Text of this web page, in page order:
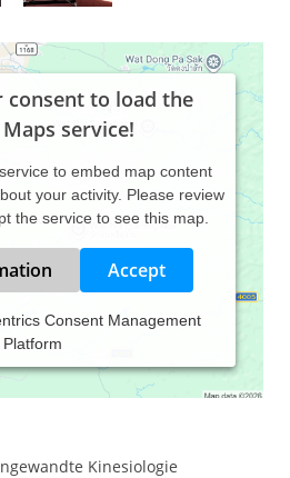
consent to load the
service!
to embed map content
your activity. Please review
the service to see this map.
Accept
Consent Management
Platform
Kinesiologie